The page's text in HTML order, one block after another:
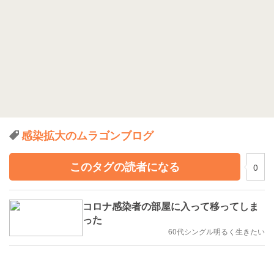
感染拡大のムラゴンブログ
このタグの読者になる
0
コロナ感染者の部屋に入って移ってしま
った
60代シングル明るく生きたい